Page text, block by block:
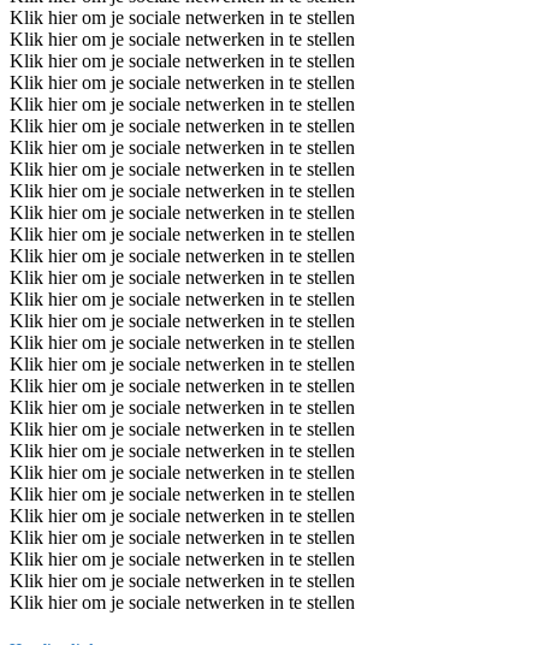
Klik hier om je sociale netwerken in te stellen
Klik hier om je sociale netwerken in te stellen
Klik hier om je sociale netwerken in te stellen
Klik hier om je sociale netwerken in te stellen
Klik hier om je sociale netwerken in te stellen
Klik hier om je sociale netwerken in te stellen
Klik hier om je sociale netwerken in te stellen
Klik hier om je sociale netwerken in te stellen
Klik hier om je sociale netwerken in te stellen
Klik hier om je sociale netwerken in te stellen
Klik hier om je sociale netwerken in te stellen
Klik hier om je sociale netwerken in te stellen
Klik hier om je sociale netwerken in te stellen
Klik hier om je sociale netwerken in te stellen
Klik hier om je sociale netwerken in te stellen
Klik hier om je sociale netwerken in te stellen
Klik hier om je sociale netwerken in te stellen
Klik hier om je sociale netwerken in te stellen
Klik hier om je sociale netwerken in te stellen
Klik hier om je sociale netwerken in te stellen
Klik hier om je sociale netwerken in te stellen
Klik hier om je sociale netwerken in te stellen
Klik hier om je sociale netwerken in te stellen
Klik hier om je sociale netwerken in te stellen
Klik hier om je sociale netwerken in te stellen
Klik hier om je sociale netwerken in te stellen
Klik hier om je sociale netwerken in te stellen
Klik hier om je sociale netwerken in te stellen